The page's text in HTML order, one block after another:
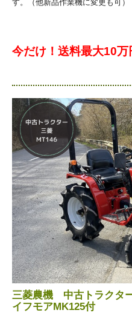
す。（他新品作業機に変更も可）
今だけ！送料最大10万
三菱農機 中古トラクタ
イフモアMK125付